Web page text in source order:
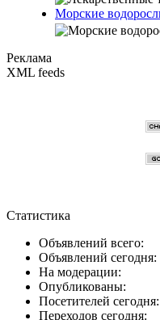
Морские
Реклама
XML feeds
Статистика
Объявлений всего:
Объявлений сегодня:
На модерации:
Опубликованы:
Посетителей сегодня:
Переходов сегодня: